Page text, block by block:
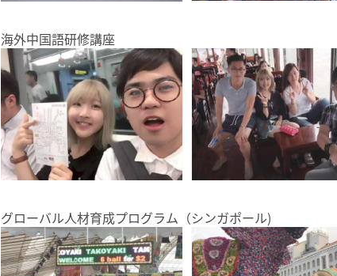
海外中国語研修講座
グローバル人材育成プログラム（シンガポール)